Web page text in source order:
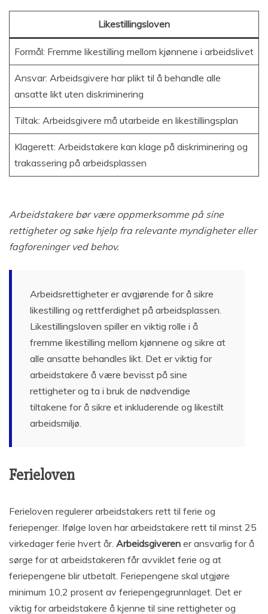
Likestillingsloven
Formål: Fremme likestilling mellom kjønnene i arbeidslivet
Ansvar: Arbeidsgivere har plikt til å behandle alle
ansatte likt uten diskriminering
Tiltak: Arbeidsgivere må utarbeide en likestillingsplan
Klagerett: Arbeidstakere kan klage på diskriminering og
trakassering på arbeidsplassen
Arbeidstakere bør være oppmerksomme på sine
rettigheter og søke hjelp fra relevante myndigheter eller
fagforeninger ved behov.
Arbeidsrettigheter er avgjørende for å sikre
likestilling og rettferdighet på arbeidsplassen.
Likestillingsloven spiller en viktig rolle i å
fremme likestilling mellom kjønnene og sikre at
alle ansatte behandles likt. Det er viktig for
arbeidstakere å være bevisst på sine
rettigheter og ta i bruk de nødvendige
tiltakene for å sikre et inkluderende og likestilt
arbeidsmiljø.
Ferieloven
Ferieloven regulerer arbeidstakers rett til ferie og
feriepenger. Ifølge loven har arbeidstakere rett til minst 25
virkedager ferie hvert år. Arbeidsgiveren er ansvarlig for å
sørge for at arbeidstakeren får avviklet ferie og at
feriepengene blir utbetalt. Feriepengene skal utgjøre
minimum 10,2 prosent av feriepengegrunnlaget. Det er
viktig for arbeidstakere å kjenne til sine rettigheter og